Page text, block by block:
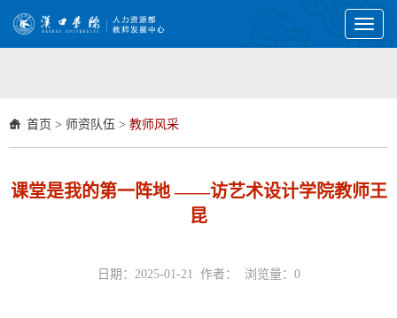
Toggle
首页 > 师资队伍 > 教师风采
课堂是我的第一阵地 ——访艺术设计学院教师王
昆
日期：2025-01-21 作者： 浏览量： 0